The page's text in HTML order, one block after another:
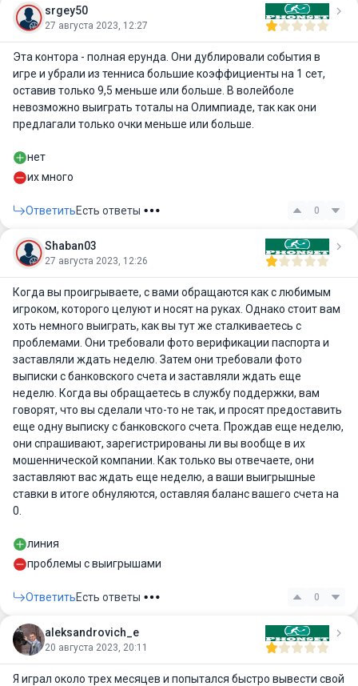
srgey50
27 августа 2023, 12:27
Эта контора - полная ерунда. Они дублировали события в
игре и убрали из тенниса большие коэффициенты на 1 сет,
оставив только 9,5 меньше или больше. В волейболе
невозможно выиграть тоталы на Олимпиаде, так как они
предлагали только очки меньше или больше.
нет
их много
ОтветитьЕсть ответы 0
Shaban03
27 августа 2023, 12:26
Когда вы проигрываете, с вами обращаются как с любимым
игроком, которого целуют и носят на руках. Однако стоит вам
хоть немного выиграть, как вы тут же сталкиваетесь с
проблемами. Они требовали фото верификации паспорта и
заставляли ждать неделю. Затем они требовали фото
выписки с банковского счета и заставляли ждать еще
неделю. Когда вы обращаетесь в службу поддержки, вам
говорят, что вы сделали что-то не так, и просят предоставить
еще одну выписку с банковского счета. Прождав еще неделю,
они спрашивают, зарегистрированы ли вы вообще в их
мошеннической компании. Как только вы отвечаете, они
заставляют вас ждать еще неделю, а ваши выигрышные
ставки в итоге обнуляются, оставляя баланс вашего счета на
0.
линия
проблемы с выигрышами
ОтветитьЕсть ответы 0
aleksandrovich_e
20 августа 2023, 20:11
Я играл около трех месяцев и попытался быстро вывести свой